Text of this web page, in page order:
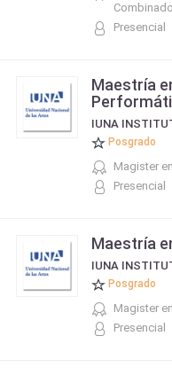
Presencial
Maestría
Posgrado
Magister
Presencial
Maestría
Posgrado
Magister
Presencial